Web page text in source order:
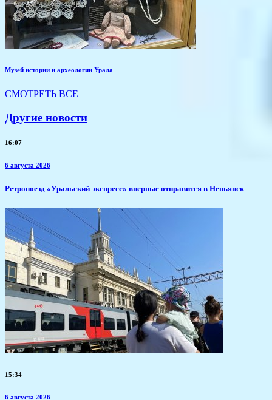
Музей истории и археологии Урала
СМОТРЕТЬ ВСЕ
Другие новости
16:07
6 августа 2026
​Ретропоезд «Уральский экспресс» впервые отправится в Невьянск
15:34
6 августа 2026